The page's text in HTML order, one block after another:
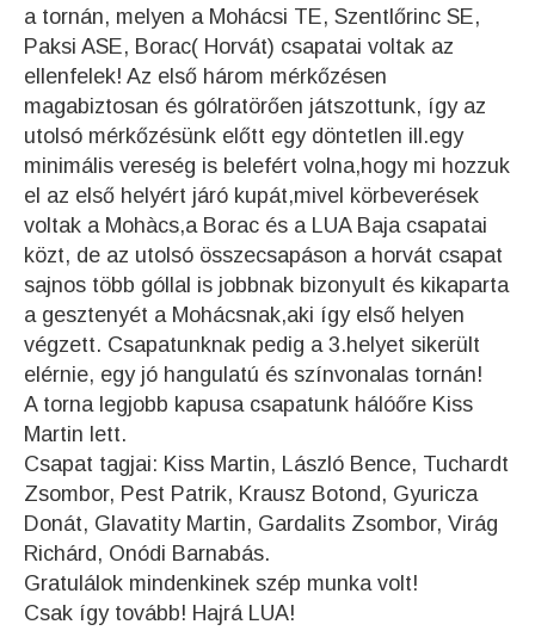
a tornán, melyen a Mohácsi TE, Szentlőrinc SE,
Paksi ASE, Borac( Horvát) csapatai voltak az
ellenfelek! Az első három mérkőzésen
magabiztosan és gólratörően játszottunk, így az
utolsó mérkőzésünk előtt egy döntetlen ill.egy
minimális vereség is belefért volna,hogy mi hozzuk
el az első helyért járó kupát,mivel körbeverések
voltak a Mohàcs,a Borac és a LUA Baja csapatai
közt, de az utolsó összecsapáson a horvát csapat
sajnos több góllal is jobbnak bizonyult és kikaparta
a gesztenyét a Mohácsnak,aki így első helyen
végzett. Csapatunknak pedig a 3.helyet sikerült
elérnie, egy jó hangulatú és színvonalas tornán!
A torna legjobb kapusa csapatunk hálóőre Kiss
Martin lett.
Csapat tagjai: Kiss Martin, László Bence, Tuchardt
Zsombor, Pest Patrik, Krausz Botond, Gyuricza
Donát, Glavatity Martin, Gardalits Zsombor, Virág
Richárd, Onódi Barnabás.
Gratulálok mindenkinek szép munka volt!
Csak így tovább! Hajrá LUA!